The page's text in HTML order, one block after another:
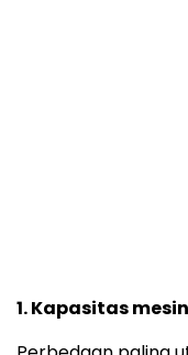
1. Kapasitas mesin